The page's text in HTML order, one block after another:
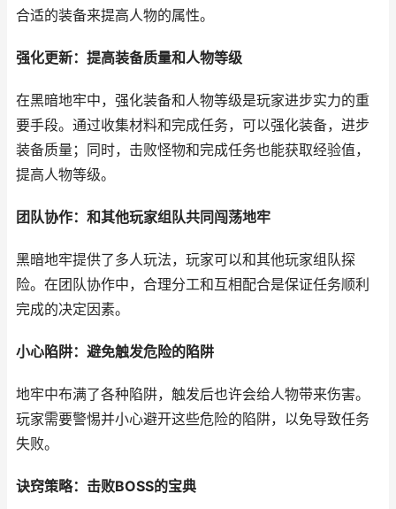
合适的装备来提高人物的属性。
强化更新：提高装备质量和人物等级
在黑暗地牢中，强化装备和人物等级是玩家进步实力的重
要手段。通过收集材料和完成任务，可以强化装备，进步
装备质量；同时，击败怪物和完成任务也能获取经验值，
提高人物等级。
团队协作：和其他玩家组队共同闯荡地牢
黑暗地牢提供了多人玩法，玩家可以和其他玩家组队探
险。在团队协作中，合理分工和互相配合是保证任务顺利
完成的决定因素。
小心陷阱：避免触发危险的陷阱
地牢中布满了各种陷阱，触发后也许会给人物带来伤害。
玩家需要警惕并小心避开这些危险的陷阱，以免导致任务
失败。
诀窍策略：击败BOSS的宝典